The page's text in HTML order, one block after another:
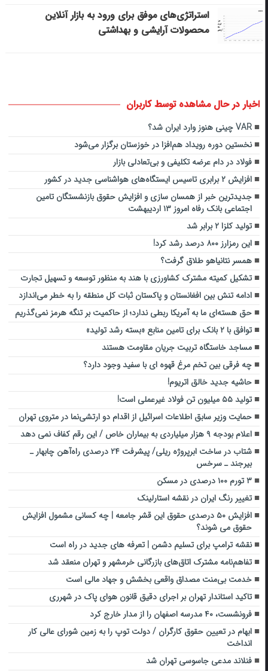
استراتژی‌های موفق برای ورود به بازار آنلاین
محصولات آرایشی و بهداشتی
اخبار در حال مشاهده توسط کاربران
VAR چینی هنوز وارد ایران شد؟
نخستین دوره رویداد هم‌افزا در خوزستان برگزار می‌شود
فولاد در دام عرضه تکلیفی و بی‌تعادلی بازار
افزایش ۲ برابری تاسیس ایستگاه‌های هواشناسی جدید در کشور
جدیدترین خبر از همسان سازی و افزایش حقوق بازنشستگان تامین
اجتماعی بانک رفاه امروز ۱۳ اردیبهشت
تولید کلزا ۲ برابر شد
این رمزارز ۸۰۰ درصد رشد کرد!
همسر نتانیاهو طلاق گرفت؟
تشکیل کمیته مشترک کشاورزی با هند به منظور توسعه و تسهیل تجارت
ادامه تنش‌ بین افغانستان و پاکستان ثبات کل منطقه را به خطر می‌اندازد
حق هسته‌ای ما به آمریکا ربطی ندارد؛ از حاکمیت بر تنگه هرمز نمی‌گذریم
توافق با ۲ بانک برای تامین منابع «بسته رشد تولید»
مساجد خاستگاه تربیت جریان مقاومت هستند
چه فرقی بین تخم مرغ قهوه ای با سفید وجود دارد؟
حاشیه جدید خالق اتریوم!
تولید ۵۵ میلیون تن فولاد غیرعملی است!
حمایت وزیر سابق اطلاعات اسرائیل از اقدام دو ارتشی‌نما در متروی تهران
اعلام بودجه ۹ هزار میلیاردی به بیماران خاص / این رقم کفاف نمی دهد
شتاب در ساخت ابرپروژه ریلی/ پیشرفت ۲۴ درصدی راه‌آهن چابهار ـ
بیرجند ـ سرخس
۳ تورم ۱۰۰ درصدی در مسکن
تغییر رنگ ایران در نقشه استارلینک
افزایش ۵۰ درصدی حقوق این قشر جامعه | چه کسانی مشمول افزایش
حقوق می شوند؟
نقشه ترامپ برای تسلیم دشمن | تعرفه های جدید در راه است
تفاهم‌نامه مشترک اتاق‌های بازرگانی خرمشهر و تهران منعقد شد
خدمت بی‌منت مصداق واقعی بخشش و جهاد مالی است
تاکید استاندار تهران بر اجرای دقیق قانون هوای پاک در شهرری
فرونشست، ۴۰ مدرسه اصفهان را از مدار خارج کرد
ابهام در تعیین حقوق کارگران / دولت توپ را به زمین شورای عالی کار
انداخت
فنلاند مدعی جاسوسی تهران شد